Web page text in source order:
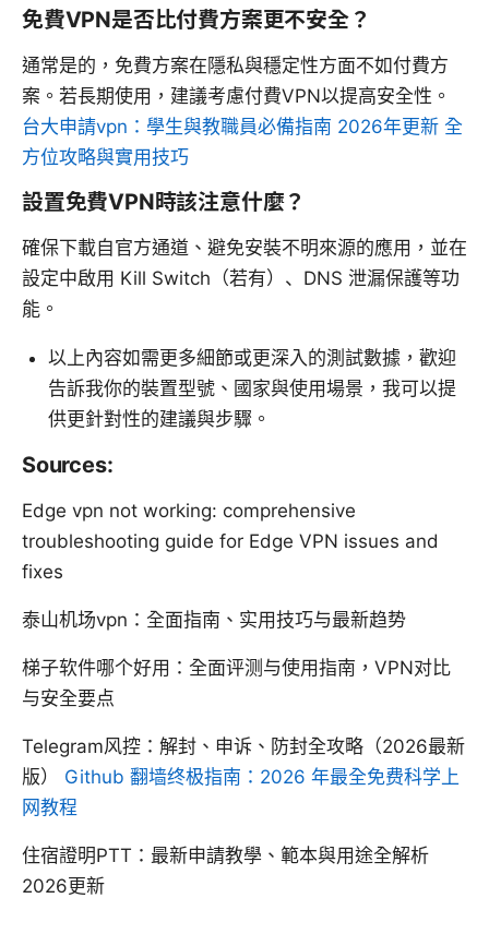
免費VPN是否比付費方案更不安全？
通常是的，免費方案在隱私與穩定性方面不如付費方
案。若長期使用，建議考慮付費VPN以提高安全性。
台大申請vpn：學生與教職員必備指南 2026年更新 全
方位攻略與實用技巧
設置免費VPN時該注意什麼？
確保下載自官方通道、避免安裝不明來源的應用，並在
設定中啟用 Kill Switch（若有）、DNS 泄漏保護等功
能。
以上內容如需更多細節或更深入的測試數據，歡迎
告訴我你的裝置型號、國家與使用場景，我可以提
供更針對性的建議與步驟。
Sources:
Edge vpn not working: comprehensive
troubleshooting guide for Edge VPN issues and
fixes
泰山机场vpn：全面指南、实用技巧与最新趋势
梯子软件哪个好用：全面评测与使用指南，VPN对比
与安全要点
Telegram风控：解封、申诉、防封全攻略（2026最新
版） Github 翻墙终极指南：2026 年最全免费科学上
网教程
住宿證明PTT：最新申請教學、範本與用途全解析
2026更新